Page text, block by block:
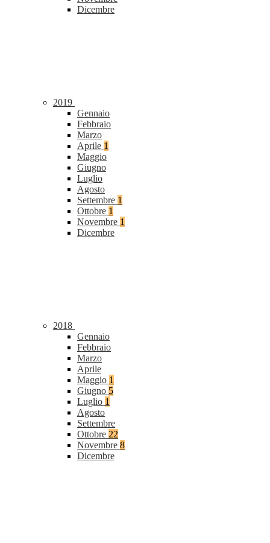
Dicembre
2019
Gennaio
Febbraio
Marzo
Aprile 1
Maggio
Giugno
Luglio
Agosto
Settembre 1
Ottobre 1
Novembre 1
Dicembre
2018
Gennaio
Febbraio
Marzo
Aprile
Maggio 1
Giugno 5
Luglio 1
Agosto
Settembre
Ottobre 22
Novembre 8
Dicembre